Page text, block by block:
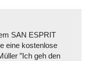
SAN ESPRIT
eine kostenlose
”Ich geh den